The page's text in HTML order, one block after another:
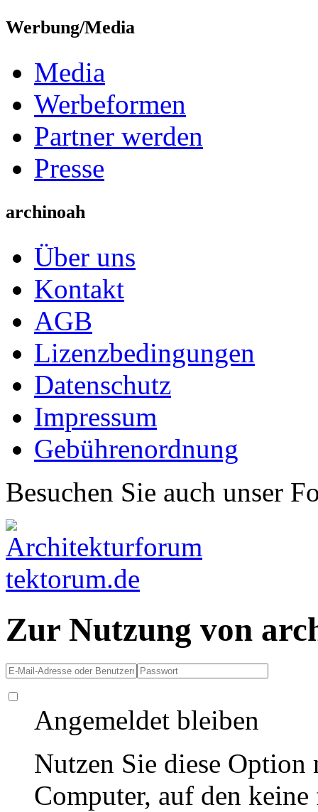
Werbung/Media
Media
Werbeformen
Partner werden
Presse
archinoah
Über uns
Kontakt
AGB
Lizenzbedingungen
Datenschutz
Impressum
Gebührenordnung
Besuchen Sie auch unser
Zur Nutzung von
Angemeldet bleiben
Nutzen Sie diese
Computer, auf den